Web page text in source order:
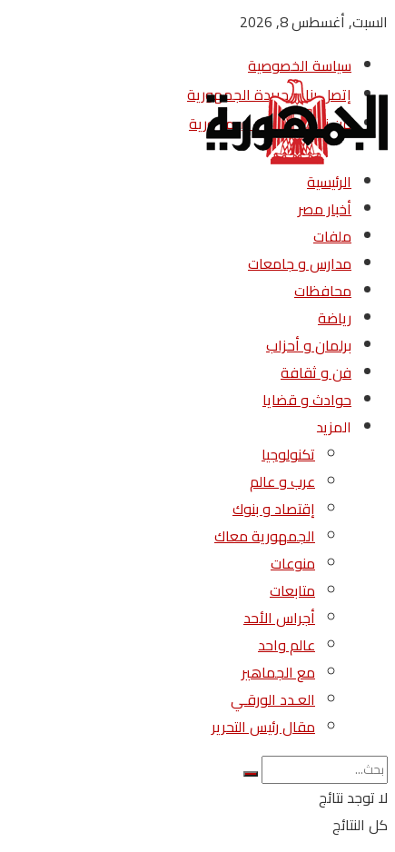
السبت, أغسطس 8, 2026
سياسة الخصوصية
إتصل بنا – جريدة الجمهورية
من نحن – جريدة الجمهورية
الرئيسية
أخبار مصر
ملفات
مدارس و جامعات
محافظات
رياضة
برلمان و أحزاب
فن و ثقافة
حوادث و قضايا
المزيد
تكنولوجيا
عرب و عالم
إقتصاد و بنوك
الجمهورية معاك
منوعات
متابعات
أجراس الأحد
عالم واحد
مع الجماهير
العـدد الورقـي
مقال رئيس التحرير
لا توجد نتائج
كل النتائج